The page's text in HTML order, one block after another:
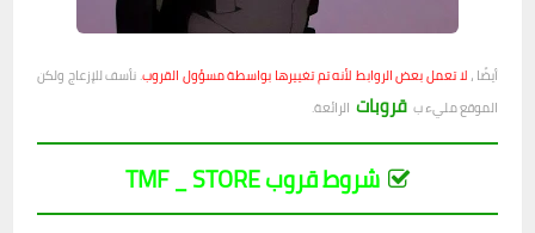
أيضًا ، لا تعمل بعض الروابط لأنه تم تغييرها بواسطة مسؤول القروب. نأسف للإزعاج ولكن
الموقع مليء ب قروبات الرائعة.
شروط قروب TMF _ STORE